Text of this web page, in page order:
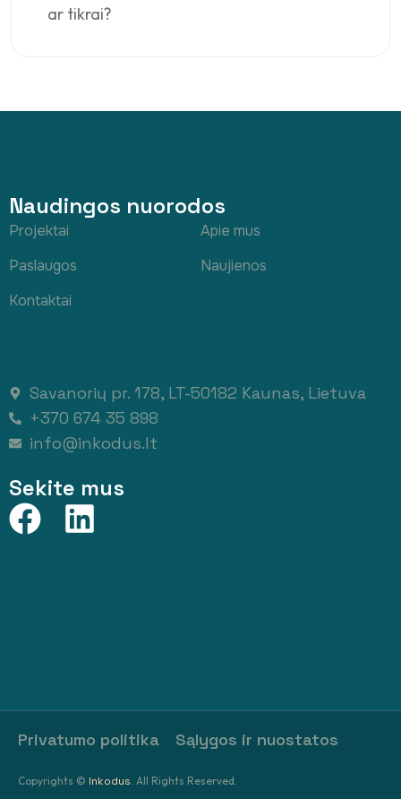
ar tikrai?
Naudingos nuorodos
Projektai
Paslaugos
Kontaktai
Apie mus
Naujienos
Savanorių pr. 178, LT-50182 Kaunas, Lietuva
+370 674 35 898
info@inkodus.lt
Sekite mus
Copyrights © Inkodus. All Rights Reserved.
Privatumo politika Sąlygos ir nuostatos